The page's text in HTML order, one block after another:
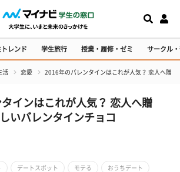
レンド 学生旅行 授業・履修・ゼミ サークル
活 恋愛 2016年のバレンタインはこれが人気？ 恋人へ贈
インはこれが人気？ 恋人へ贈
いバレンタインチョコ
デートスポット モテる おうちデート